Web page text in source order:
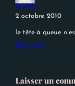
FLOW
2 octobre 2010
le tête à queue
Répondre
Laisser un